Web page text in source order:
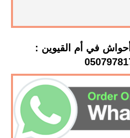
في أم القيوين :